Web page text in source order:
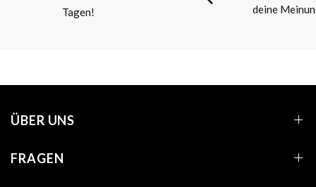
Tagen!
deine
ÜBER UNS
FRAGEN